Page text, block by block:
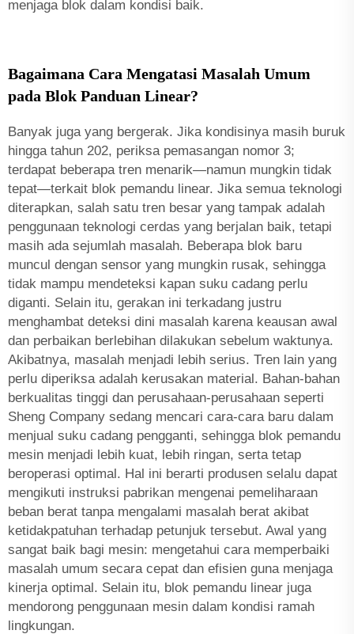
menjaga blok dalam kondisi baik.
Bagaimana Cara Mengatasi Masalah Umum
pada Blok Panduan Linear?
Banyak juga yang bergerak. Jika kondisinya masih buruk
hingga tahun 202, periksa pemasangan nomor 3;
terdapat beberapa tren menarik—namun mungkin tidak
tepat—terkait blok pemandu linear. Jika semua teknologi
diterapkan, salah satu tren besar yang tampak adalah
penggunaan teknologi cerdas yang berjalan baik, tetapi
masih ada sejumlah masalah. Beberapa blok baru
muncul dengan sensor yang mungkin rusak, sehingga
tidak mampu mendeteksi kapan suku cadang perlu
diganti. Selain itu, gerakan ini terkadang justru
menghambat deteksi dini masalah karena keausan awal
dan perbaikan berlebihan dilakukan sebelum waktunya.
Akibatnya, masalah menjadi lebih serius. Tren lain yang
perlu diperiksa adalah kerusakan material. Bahan-bahan
berkualitas tinggi dan perusahaan-perusahaan seperti
Sheng Company sedang mencari cara-cara baru dalam
menjual suku cadang pengganti, sehingga blok pemandu
mesin menjadi lebih kuat, lebih ringan, serta tetap
beroperasi optimal. Hal ini berarti produsen selalu dapat
mengikuti instruksi pabrikan mengenai pemeliharaan
beban berat tanpa mengalami masalah berat akibat
ketidakpatuhan terhadap petunjuk tersebut. Awal yang
sangat baik bagi mesin: mengetahui cara memperbaiki
masalah umum secara cepat dan efisien guna menjaga
kinerja optimal. Selain itu, blok pemandu linear juga
mendorong penggunaan mesin dalam kondisi ramah
lingkungan.